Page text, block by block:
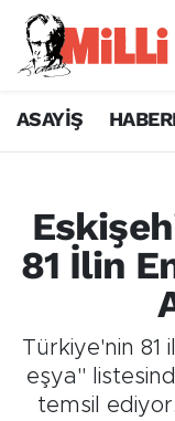
ASAYİŞ
81 İlin
Türkiye'nin 81
eşya"
temsil